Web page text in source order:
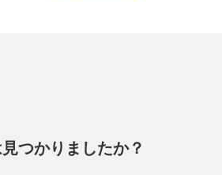
つかりましたか？